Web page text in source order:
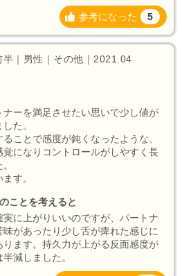
参考になった 5
半｜男性｜その他｜2021.04
ーを満足させたい思いで少し値が
た。
ことで感度が鈍くなったような、
になりコントロールがしやすく長
す。
ことを考えると
に上がりいいのですが、パートナ
があったり少し舌が痺れた感じに
ます。持久力が上がる反面感度が
減しました。